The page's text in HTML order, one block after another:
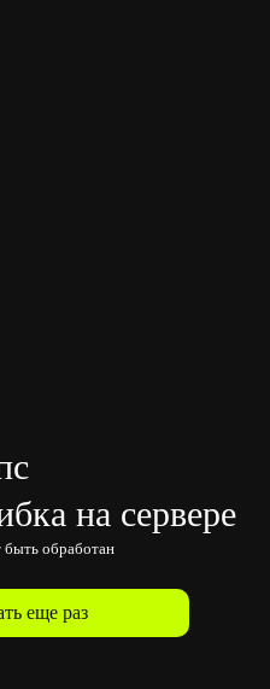
на сервере
обработан
еще раз